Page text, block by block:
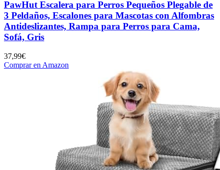
PawHut Escalera para Perros Pequeños Plegable de
3 Peldaños, Escalones para Mascotas con Alfombras
Antideslizantes, Rampa para Perros para Cama,
Sofá, Gris
37,99€
Comprar en Amazon